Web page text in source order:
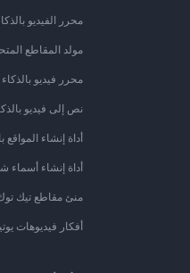
محرر الفيديو
مولد المقاطع
محرر فيديو
نص إلى فيديو
أداة إنشاء
أداة إنشاء أسماء
منئ مقاطع تيك
أفكار فيديوهات